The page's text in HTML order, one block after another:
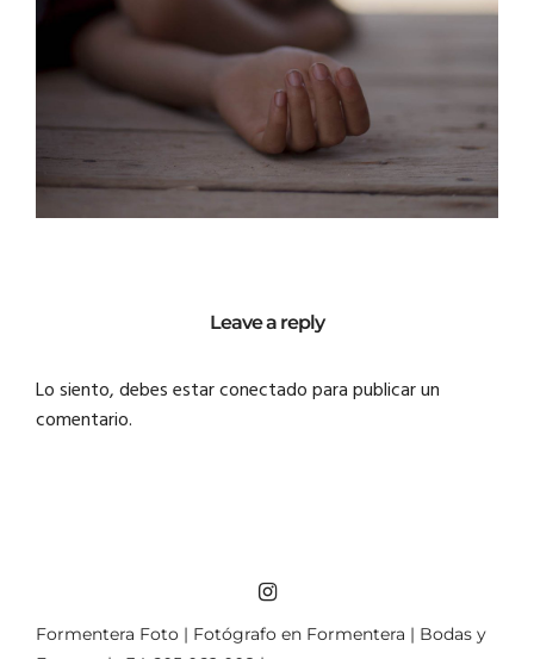
Leave a reply
Lo siento, debes estarconectadopara publicar un
comentario.
Formentera Foto | Fotógrafo en Formentera | Bodas y